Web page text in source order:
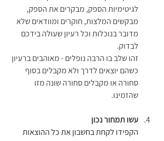
לגיטימיות הספק, מבקרים את הספק,
מבקשים המלצות, חוקרים ומוודאים שלא
מדובר בנוכלות וכל רעיון שעולה בידכם
לבדוק.
זהו שלב בו הרבה נופלים - מאוהבים ברעיון
כשהם יוצאים לדרך ולא מקבלים בסוף
סחורה או מקבלים סחורה שונה מזו
שהזמינו.
עשו תמחור נכון
הקפידו לקחת בחשבון את כל ההוצאות